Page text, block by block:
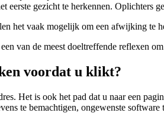
eerste gezicht te herkennen. Oplichters
het vaak mogelijk om een afwijking te
van de meest doeltreffende reflexen
voordat u klikt?
Het is ook het pad dat u naar een
te bemachtigen, ongewenste